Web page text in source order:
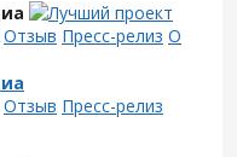
Отзыв Пресс-релиз О
Отзыв Пресс-релиз